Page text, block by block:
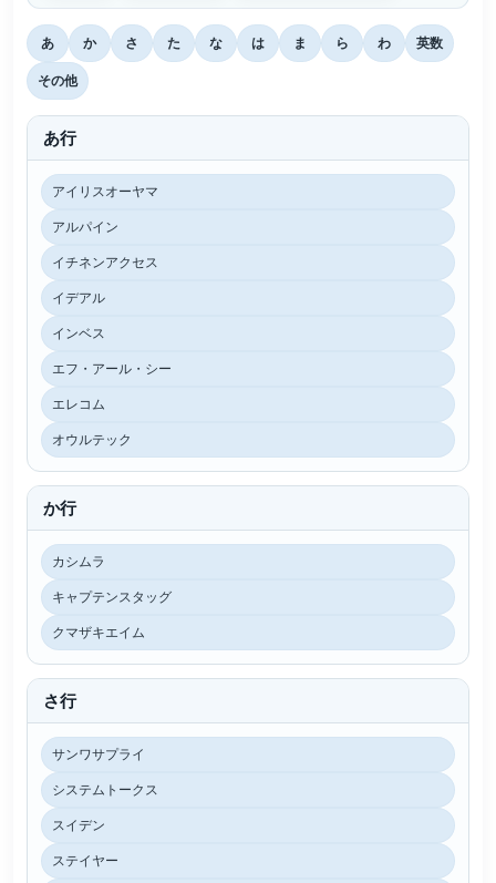
あ か さ た な は ま ら わ 英数
その他
あ行
アイリスオーヤマ
アルパイン
イチネンアクセス
イデアル
インベス
エフ・アール・シー
エレコム
オウルテック
か行
カシムラ
キャプテンスタッグ
クマザキエイム
さ行
サンワサプライ
システムトークス
スイデン
ステイヤー